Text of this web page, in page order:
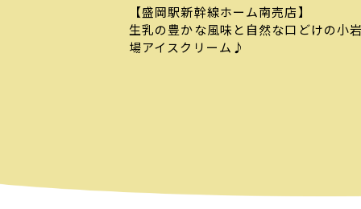
【盛岡駅新幹線ホーム南売店】
生乳の豊かな風味と自然な口どけの小
場アイスクリーム♪